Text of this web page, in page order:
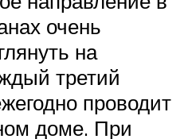
очень
на
третий
проводит
доме. При